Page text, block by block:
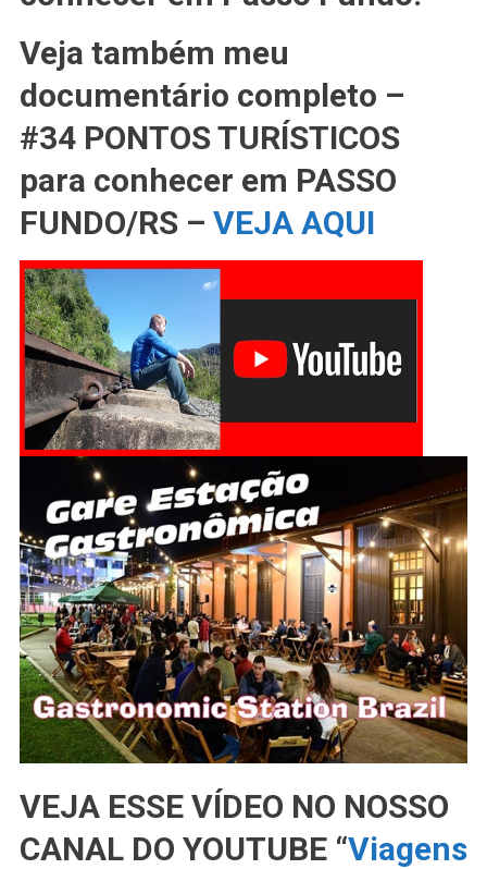
Fundo
Veja também meu
documentário completo –
#34 PONTOS TURÍSTICOS
para conhecer em PASSO
FUNDO/RS – VEJA AQUI
VEJA ESSE VÍDEO NO NOSSO
CANAL DO YOUTUBE “Viagens